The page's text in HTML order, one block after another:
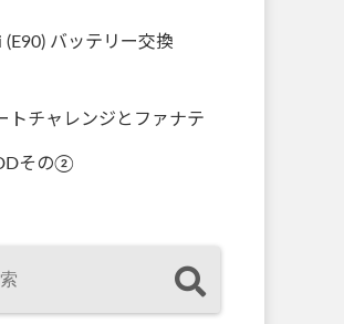
(E90) バッテリー交換
トチャレンジとファナテ
その②